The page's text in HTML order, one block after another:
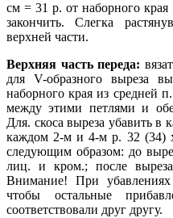
см = 31 р. от наборного края
закончить. Слегка
верхней части.
Верхняя часть переда:
для V-образного выреза
наборного края из средней
между этими петлями и обе
Для. скоса выреза убавить
каждом 2-м и 4-м р. 32
следующим образом: до
лиц. и кром.; после
Внимание! При
чтобы остальные
соответствовали друг другу.